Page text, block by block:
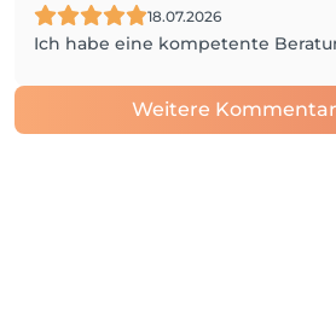
18.07.2026
Ich habe eine kompetente
Weitere